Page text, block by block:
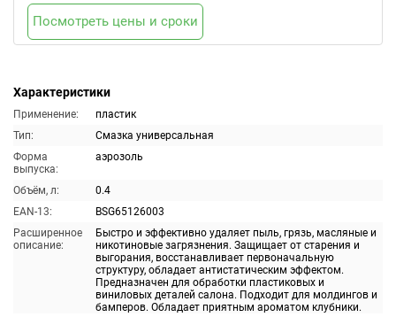
Характеристики
Применение:
пластик
Тип:
Смазка универсальная
Форма
выпуска:
аэрозоль
Объём, л:
0.4
EAN-13:
BSG65126003
Расширенное
описание:
Быстро и эффективно удаляет пыль, грязь, масляные и
никотиновые загрязнения. Защищает от старения и
выгорания, восстанавливает первоначальную
структуру, обладает антистатическим эффектом.
Предназначен для обработки пластиковых и
виниловых деталей салона. Подходит для молдингов и
бамперов. Обладает приятным ароматом клубники.
Посмотреть цены и сроки